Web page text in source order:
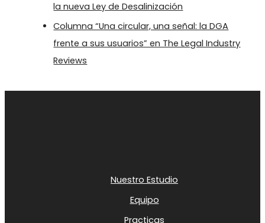
la nueva Ley de Desalinización
Columna “Una circular, una señal: la DGA
frente a sus usuarios” en The Legal Industry
Reviews
Nuestro Estudio
Equipo
Practicas